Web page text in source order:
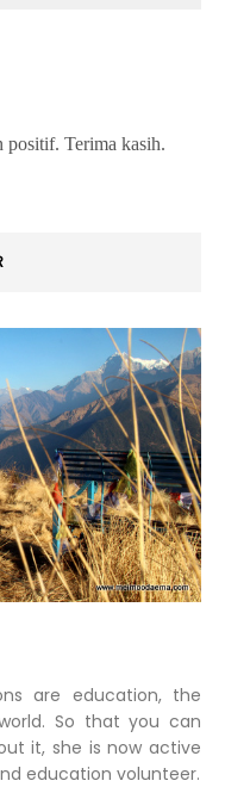
positif. Terima kasih.
are education, the
So that you can
it, she is now active
education volunteer.